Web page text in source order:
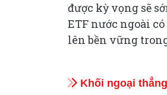
được kỳ vọng sẽ
ETF nước ngoài
lên bền vững
Khối ngoại